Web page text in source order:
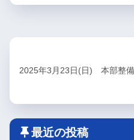
2025年3月23日(日) 本部整備
最近の投稿